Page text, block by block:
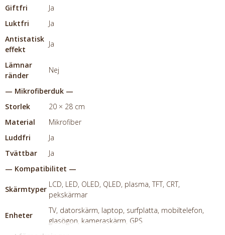
Giftfri
Ja
Luktfri
Ja
Antistatisk
effekt
Ja
Lämnar
ränder
Nej
— Mikrofiberduk —
Storlek
20 × 28 cm
Material
Mikrofiber
Luddfri
Ja
Tvättbar
Ja
— Kompatibilitet —
Skärmtyper
LCD, LED, OLED, QLED, plasma, TFT, CRT,
pekskärmar
Enheter
TV, datorskärm, laptop, surfplatta, mobiltelefon,
glasögon, kameraskärm, GPS